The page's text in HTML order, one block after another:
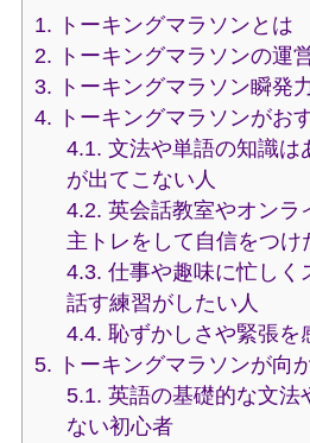
1. トーキングマラソンとは
2. トーキングマラソンの運
3. トーキングマラソン瞬発
4. トーキングマラソンがお
4.1. 文法や単語の知識は
が出てこない人
4.2. 英会話教室やオンラ
主トレをして自信をつけ
4.3. 仕事や趣味に忙しく
話す練習がしたい人
4.4. 恥ずかしさや緊張を
5. トーキングマラソンが向
5.1. 英語の基礎的な文法
ない初心者